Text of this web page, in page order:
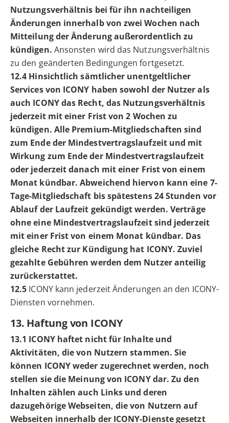
Nutzungsverhältnis bei für ihn nachteiligen
Änderungen innerhalb von zwei Wochen nach
Mitteilung der Änderung außerordentlich zu
kündigen. Ansonsten wird das Nutzungsverhältnis
zu den geänderten Bedingungen fortgesetzt.
12.4 Hinsichtlich sämtlicher unentgeltlicher
Services von ICONY haben sowohl der Nutzer als
auch ICONY das Recht, das Nutzungsverhältnis
jederzeit mit einer Frist von 2 Wochen zu
kündigen. Alle Premium-Mitgliedschaften sind
zum Ende der Mindestvertragslaufzeit und mit
Wirkung zum Ende der Mindestvertragslaufzeit
oder jederzeit danach mit einer Frist von einem
Monat kündbar. Abweichend hiervon kann eine 7-
Tage-Mitgliedschaft bis spätestens 24 Stunden vor
Ablauf der Laufzeit gekündigt werden. Verträge
ohne eine Mindestvertragslaufzeit sind jederzeit
mit einer Frist von einem Monat kündbar. Das
gleiche Recht zur Kündigung hat ICONY. Zuviel
gezahlte Gebühren werden dem Nutzer anteilig
zurückerstattet.
12.5 ICONY kann jederzeit Änderungen an den ICONY-
Diensten vornehmen.
13. Haftung von ICONY
13.1 ICONY haftet nicht für Inhalte und
Aktivitäten, die von Nutzern stammen. Sie
können ICONY weder zugerechnet werden, noch
stellen sie die Meinung von ICONY dar. Zu den
Inhalten zählen auch Links und deren
dazugehörige Webseiten, die von Nutzern auf
Webseiten innerhalb der ICONY-Dienste gesetzt